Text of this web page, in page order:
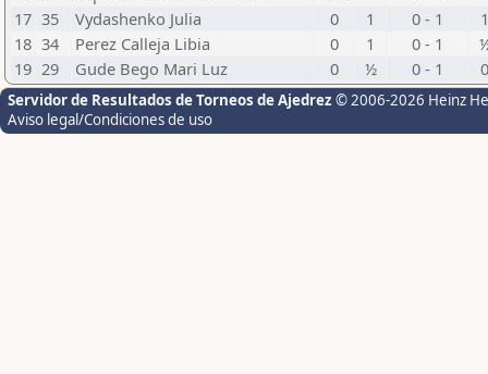
17 35 Vydashenko Julia 0 1 0 - 1
18 34 Perez Calleja Libia 0 1 0 - 1
19 29 Gude Bego Mari Luz 0 ½ 0 - 1
Servidor de Resultados de Torneos de Ajedrez © 2006-2026 Heinz
Aviso legal/Condiciones de uso